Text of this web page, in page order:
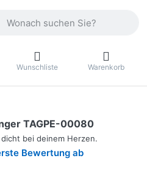
Wunschliste Warenkorb
TAGPE-00080
bei deinem Herzen.
Bewertung ab